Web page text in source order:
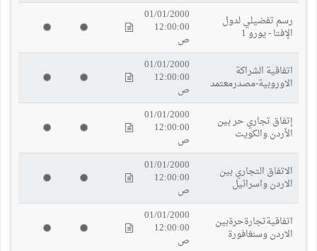
رسم تفضيلي لدول
الإفتا - يورو 1
01/01/2000
12:00:00
ص
اتفاقية الشراكة
الاوروبية-مصدرمعتمد
01/01/2000
12:00:00
ص
إتفاق تجاري حر بين
الأردن والكويت
01/01/2000
12:00:00
ص
الاتفاق التجاري بين
الاردن واسرائيل
01/01/2000
12:00:00
ص
اتفاقيةتجارةحرةبين
الاردن وسنغافورة
01/01/2000
12:00:00
ص